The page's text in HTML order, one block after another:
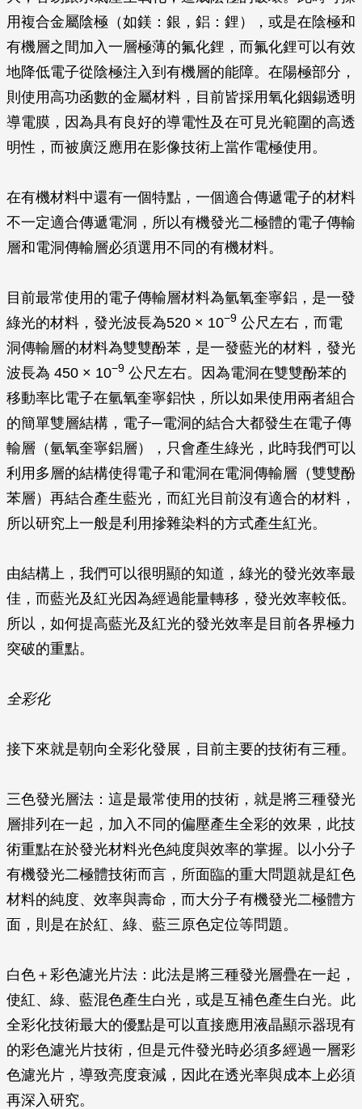
用複合金屬陰極（如鎂：銀，鋁：鋰），或是在陰極和
有機層之間加入一層極薄的氟化鋰，而氟化鋰可以有效
地降低電子從陰極注入到有機層的能障。在陽極部分，
則使用高功函數的金屬材料，目前皆採用氧化銦錫透明
導電膜，因為具有良好的導電性及在可見光範圍的高透
明性，而被廣泛應用在影像技術上當作電極使用。
在有機材料中還有一個特點，一個適合傳遞電子的材料
不一定適合傳遞電洞，所以有機發光二極體的電子傳輸
層和電洞傳輸層必須選用不同的有機材料。
目前最常使用的電子傳輸層材料為氫氧奎寧鋁，是一發
綠光的材料，發光波長為520 × 10−9 公尺左右，而電
洞傳輸層的材料為雙雙酚苯，是一發藍光的材料，發光
波長為 450 × 10−9 公尺左右。因為電洞在雙雙酚苯的
移動率比電子在氫氧奎寧鋁快，所以如果使用兩者組合
的簡單雙層結構，電子─電洞的結合大都發生在電子傳
輸層（氫氧奎寧鋁層），只會產生綠光，此時我們可以
利用多層的結構使得電子和電洞在電洞傳輸層（雙雙酚
苯層）再結合產生藍光，而紅光目前沒有適合的材料，
所以研究上一般是利用摻雜染料的方式產生紅光。
由結構上，我們可以很明顯的知道，綠光的發光效率最
佳，而藍光及紅光因為經過能量轉移，發光效率較低。
所以，如何提高藍光及紅光的發光效率是目前各界極力
突破的重點。
全彩化
接下來就是朝向全彩化發展，目前主要的技術有三種。
三色發光層法 ：這是最常使用的技術，就是將三種發光
層排列在一起，加入不同的偏壓產生全彩的效果，此技
術重點在於發光材料光色純度與效率的掌握。以小分子
有機發光二極體技術而言，所面臨的重大問題就是紅色
材料的純度、效率與壽命，而大分子有機發光二極體方
面，則是在於紅、綠、藍三原色定位等問題。
白色＋彩色濾光片法 ：此法是將三種發光層疊在一起，
使紅、綠、藍混色產生白光，或是互補色產生白光。此
全彩化技術最大的優點是可以直接應用液晶顯示器現有
的彩色濾光片技術，但是元件發光時必須多經過一層彩
色濾光片，導致亮度衰減，因此在透光率與成本上必須
再深入研究。